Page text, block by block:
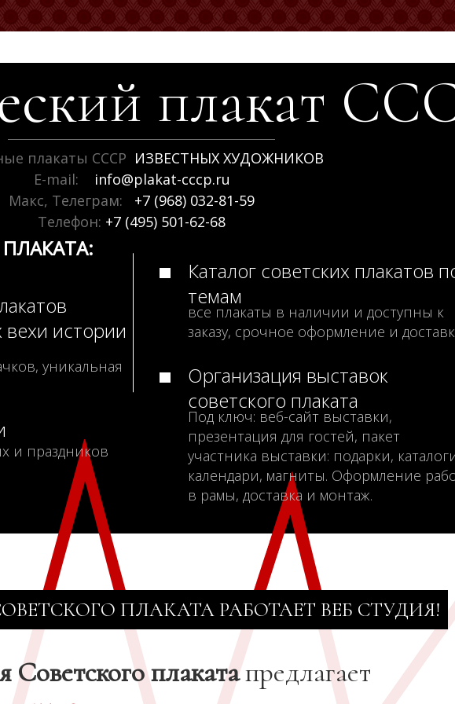
плакат
плакаты СССР ИЗВЕСТНЫХ ХУДОЖНИКОВ
E-mail:
info@plakat-cccp.ru
Макс, Телеграм:
+7 (968) 032-81-59
Телефон: +7 (495) 501-62-68
истории
уникальная
и праздников
Каталог советских плакатов
темам
все плакаты в наличии и доступны к
заказу, срочное оформление и
Организация выставок
советского плаката
Под ключ: веб-сайт выставки,
презентация для гостей, пакет
участника выставки: подарки,
календари, магниты. Оформление
в рамы, доставка и монтаж.
ПЛАКАТА РАБОТАЕТ ВЕБ СТУДИЯ!
Советского плакатапредлагает